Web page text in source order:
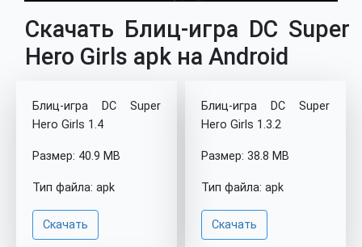
Скачать Блиц-игра DC Super
Hero Girls apk на Android
Блиц-игра DC Super
Hero Girls 1.4
Размер: 40.9 MB
Тип файла: apk
Скачать
Блиц-игра DC Super
Hero Girls 1.3.2
Размер: 38.8 MB
Тип файла: apk
Скачать